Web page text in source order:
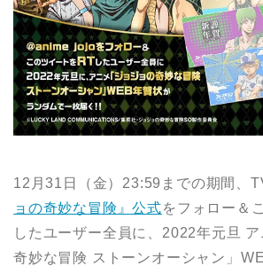
12月31日（金）23:59までの期間、
ョの奇妙な冒険』公式をフォロー＆
したユーザー全員に、2022年元旦
奇妙な冒険 ストーンオーシャン」